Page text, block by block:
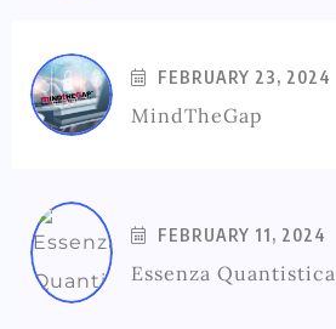
FEBRUARY 23, 2024
MindTheGap
FEBRUARY 11, 2024
Essenza Quantistica